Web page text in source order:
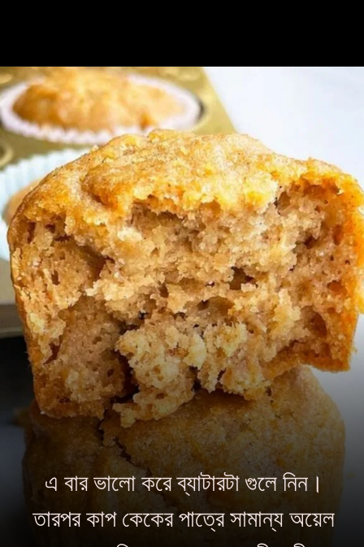
এ বার ভালো করে ব্যাটারটা গুলে নিন।
তারপর কাপ কেকের পাত্রে সামান্য অয়েল